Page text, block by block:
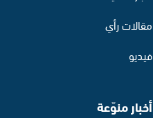
مقالات رأي
فيديو
أخبار منوّعة